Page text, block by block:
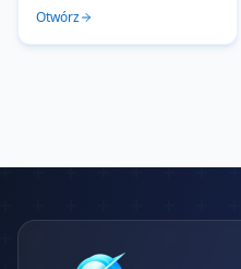
Otwórz